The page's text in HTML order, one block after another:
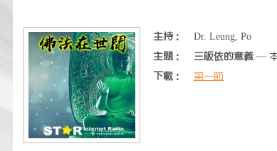
主持：
Dr. Leung, Po
主題：
三皈依的意義 — 本
下載：
第一節